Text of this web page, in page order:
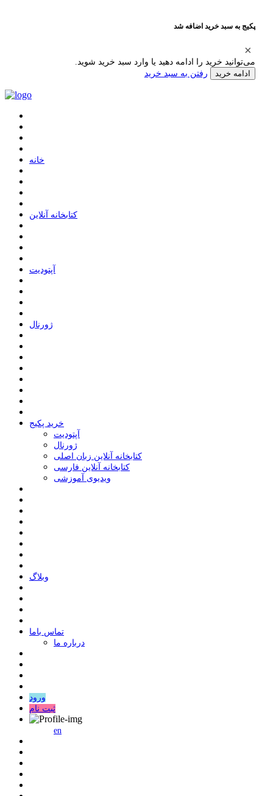
پکیج به سبد خرید اضافه شد
می‌توانید خرید را ادامه دهید یا وارد سبد خرید شوید.
ادامه خرید رفتن به سبد خرید
ﺧﺎﻧﻪ
ﮐﺘﺎﺑﺨﺎﻧﻪ ﺁﻧﻼﯾﻦ
ﺁﭘﺘﻮﺩﯾﺖ
ﮊﻭﺭﻧﺎﻝ
خرید پکیج
ﺁﭘﺘﻮﺩﯾﺖ
ﮊﻭﺭﻧﺎﻝ
کتابخانه آنلاین زبان اصلی
کتابخانه آنلاین فارسی
ویدیوی آموزشی
وبلاگ
ﺗﻤﺎﺱ ﺑﺎﻣﺎ
درباره ما
ورود
ثبت نام
en